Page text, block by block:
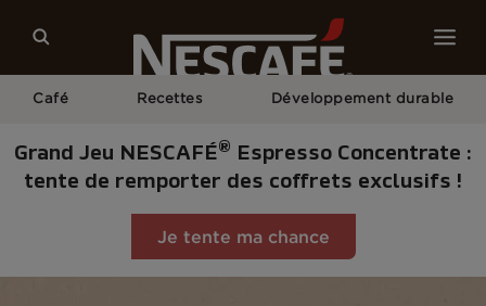
Café Recettes Développement durable
Grand Jeu NESCAFÉ®
Espresso Concentrate :
tente de remporter des coffrets exclusifs !
Je tente ma chance